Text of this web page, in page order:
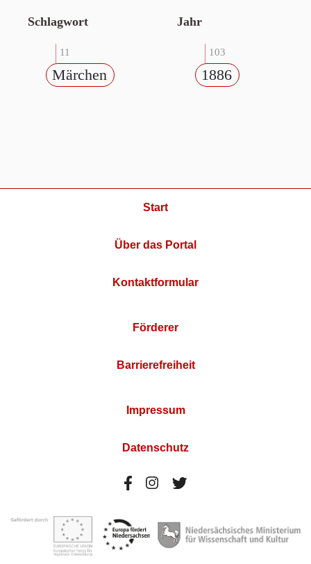
Schlagwort
11
Märchen
Jahr
103
1886
Start
Über das Portal
Kontaktformular
Förderer
Barrierefreiheit
Impressum
Datenschutz